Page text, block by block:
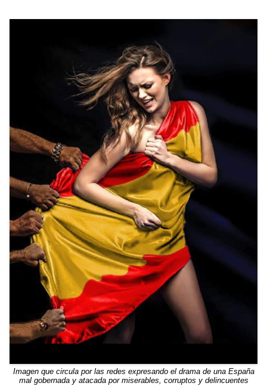
Imagen que circula por las redes expresando el drama de una España
mal gobernada y atacada por miserables, corruptos y delincuentes